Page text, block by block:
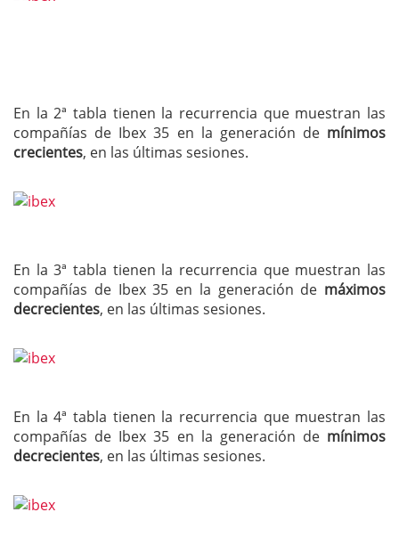
En la 2ª tabla tienen la recurrencia que muestran las
compañías de Ibex 35 en la generación de mínimos
crecientes, en las últimas sesiones.
En la 3ª tabla tienen la recurrencia que muestran las
compañías de Ibex 35 en la generación de máximos
decrecientes, en las últimas sesiones.
En la 4ª tabla tienen la recurrencia que muestran las
compañías de Ibex 35 en la generación de mínimos
decrecientes, en las últimas sesiones.